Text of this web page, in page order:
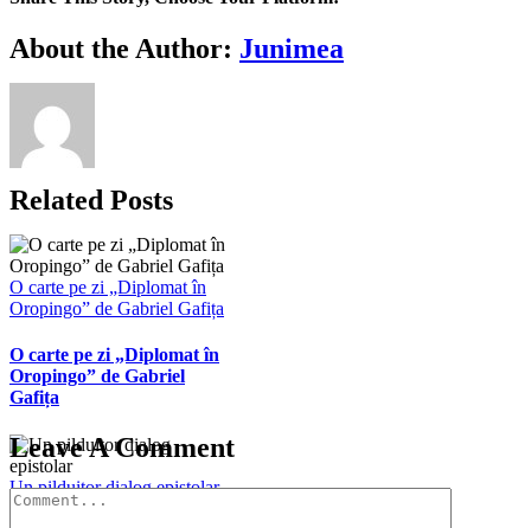
Facebook
X
Bluesky
Reddit
LinkedIn
WhatsApp
Telegram
Tumblr
Xing
Email
Copy
Link
About the Author: Junimea
Related Posts
O carte pe zi „Diplomat în
Oropingo” de Gabriel Gafița
O carte pe zi „Diplomat în
Oropingo” de Gabriel
Gafița
Un pilduitor dialog epistolar
Leave A Comment
Comment